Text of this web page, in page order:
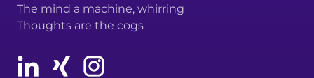
The mind a machine, whirring
Thoughts are the cogs